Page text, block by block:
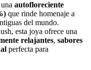
autofloreciente
que rinde homenaje a
del mundo.
esta joya ofrece una
relajantes, sabores
perfecta para